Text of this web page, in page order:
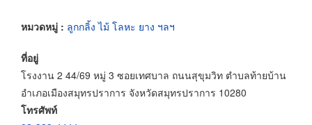
หมวดหมู่ : ลูกกลิ้ง ไม้ โลหะ ยาง ฯลฯ
ที่อยู่
โรงงาน 2 44/69 หมู่ 3 ซอยเทศบาล ถนนสุขุมวิท ตำบลท้ายบ้าน
อำเภอเมืองสมุทรปราการ จังหวัดสมุทรปราการ 10280
โทรศัพท์